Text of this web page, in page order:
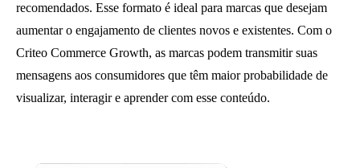
recomendados. Esse formato é ideal para marcas que desejam
aumentar o engajamento de clientes novos e existentes. Com o
Criteo Commerce Growth, as marcas podem transmitir suas
mensagens aos consumidores que têm maior probabilidade de
visualizar, interagir e aprender com esse conteúdo.